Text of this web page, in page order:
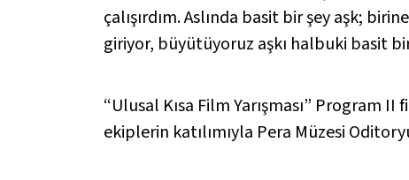
çalışırdım. Aslında basit bir şey aşk;
giriyor, büyütüyoruz aşkı halbuki basit bir
“Ulusal Kısa Film Yarışması” Program II
ekiplerin katılımıyla Pera Müzesi